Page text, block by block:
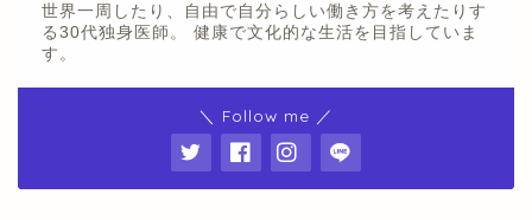
世界一周したり、自由で自分らしい働き方を考えたりす
る30代独身医師。 健康で文化的な生活を目指していま
す。
＼ Follow me ／